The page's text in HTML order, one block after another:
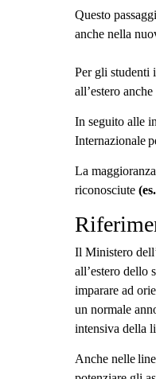
Questo
anche nella
Per gli studenti
all’estero
In seguito alle
Internazionale
La
riconosciute
Il Ministero
all’estero dello
imparare ad
un normale
intensiva della
Anche nelle